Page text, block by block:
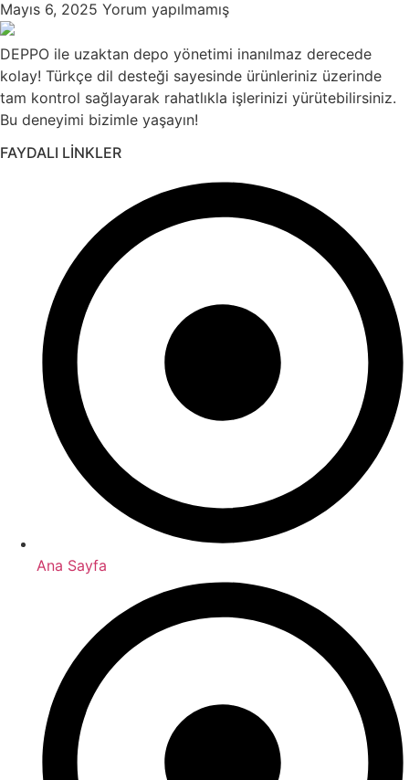
Mayıs 6, 2025 Yorum yapılmamış
DEPPO ile uzaktan depo yönetimi inanılmaz derecede
kolay! Türkçe dil desteği sayesinde ürünleriniz üzerinde
tam kontrol sağlayarak rahatlıkla işlerinizi yürütebilirsiniz.
Bu deneyimi bizimle yaşayın!
FAYDALI LİNKLER
Ana Sayfa